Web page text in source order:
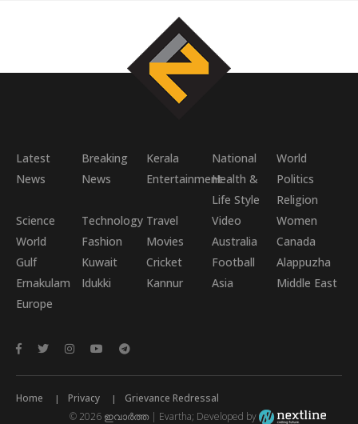
Latest
News
Breaking
News
Kerala National
World
EntertainmentHealth &
Life Style
Politics
Religion
Science
World
Technology Travel Video
Women
Fashion
Movies Australia
Canada
Gulf
Kuwait Cricket Football
Alappuzha
Ernakulam
Idukki Kannur Asia
Middle East
Europe
Home Privacy
Grievance Redressal
© 2026 ഇവാർത്ത | Evartha; Developed by